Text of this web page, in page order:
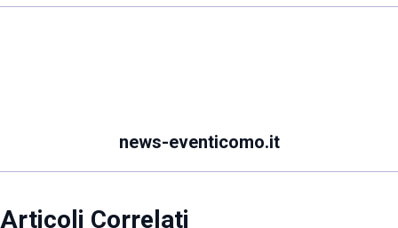
news-eventicomo.it
Articoli Correlati